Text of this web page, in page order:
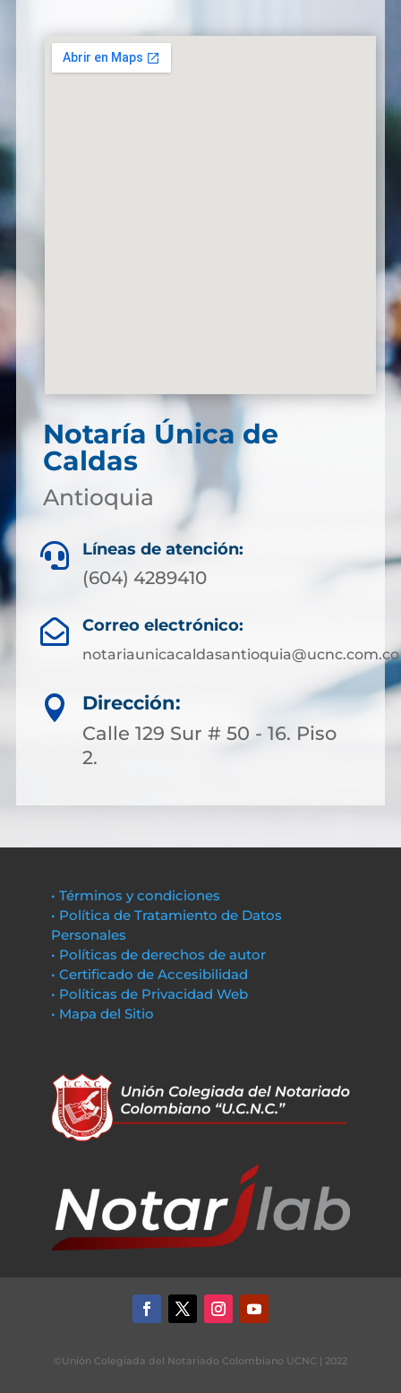
Notaría Única de
Caldas
Antioquia
 Líneas de atención:
(604) 4289410
 Correo electrónico:
notariaunicacaldasantioquia@ucnc.com.co

Dirección:
Calle 129 Sur # 50 - 16. Piso
2.
• Términos y condiciones
• Política de Tratamiento de Datos
Personales
• Políticas de derechos de autor
• Certificado de Accesibilidad
• Políticas de Privacidad Web
• Mapa del Sitio
©Unión Colegiada del Notariado Colombiano UCNC | 2022